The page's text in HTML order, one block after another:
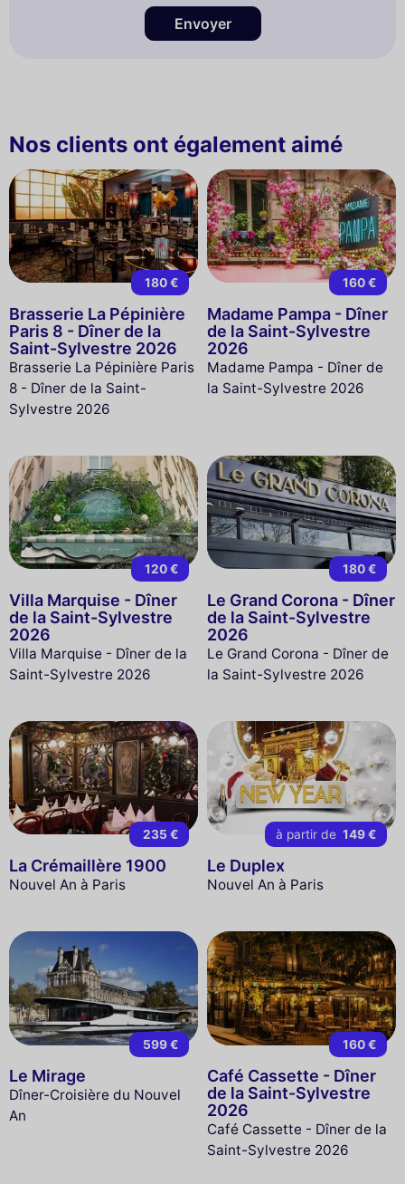
Envoyer
Nos clients ont également aimé
180 €
Brasserie La Pépinière
Paris 8 - Dîner de la
Saint-Sylvestre 2026
Brasserie La Pépinière Paris
8 - Dîner de la Saint-
Sylvestre 2026
160 €
Madame Pampa - Dîner
de la Saint-Sylvestre
2026
Madame Pampa - Dîner de
la Saint-Sylvestre 2026
120 €
Villa Marquise - Dîner
de la Saint-Sylvestre
2026
Villa Marquise - Dîner de la
Saint-Sylvestre 2026
180 €
Le Grand Corona - Dîner
de la Saint-Sylvestre
2026
Le Grand Corona - Dîner de
la Saint-Sylvestre 2026
235 €
La Crémaillère 1900
Nouvel An à Paris
à partir de 149 €
Le Duplex
Nouvel An à Paris
599 €
Le Mirage
Dîner-Croisière du Nouvel
An
160 €
Café Cassette - Dîner
de la Saint-Sylvestre
2026
Café Cassette - Dîner de la
Saint-Sylvestre 2026